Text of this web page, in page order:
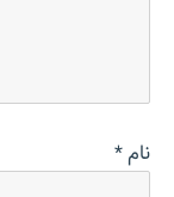
نام*